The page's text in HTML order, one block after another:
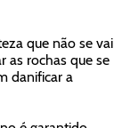
que não se vai
as rochas que se
danificar a